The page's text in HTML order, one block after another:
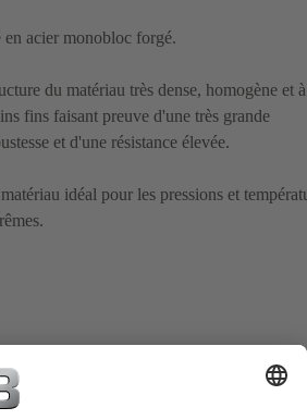
en acier monobloc forgé.
du matériau très dense, homogène et à
fins faisant preuve d'une très grande
et d'une résistance élevée.
idéal pour les pressions et